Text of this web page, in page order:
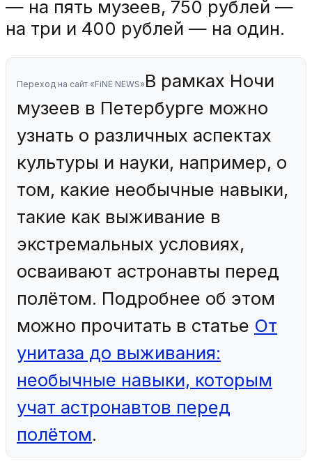
— на пять музеев, 750 рублей —
на три и 400 рублей — на один.
Переход на сайт «FiNE NEWS» В рамках Ночи
музеев в Петербурге можно
узнать о различных аспектах
культуры и науки, например, о
том, какие необычные навыки,
такие как выживание в
экстремальных условиях,
осваивают астронавты перед
полётом. Подробнее об этом
можно прочитать в статье От
унитаза до выживания:
необычные навыки, которым
учат астронавтов перед
полётом.